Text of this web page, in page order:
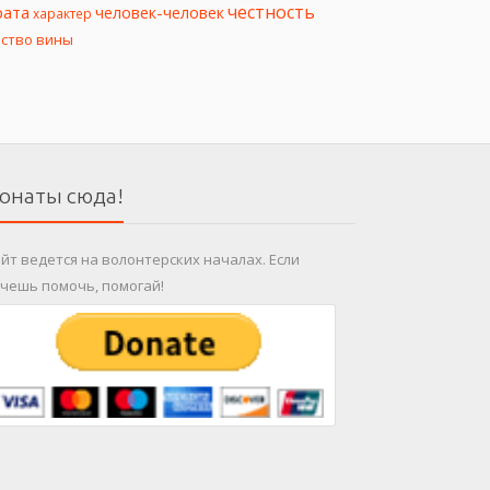
характер человек-человекчестность
вины
сюда!
ведется на волонтерских началах. Если
помочь, помогай!